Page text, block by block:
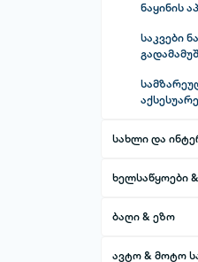
ნაყინის
საკვები
სახლი და
აბაზანის
ჭურჭელი
ხელსაწყოები
ბეტონის
ბეტონის
ბაღი & ეზო
ავტო & მოტო